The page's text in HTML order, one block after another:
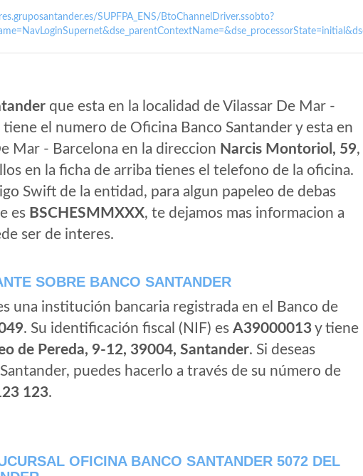
SUPFPA_ENS/BtoChannelDriver.ssobto?
que esta en la localidad de Vilassar De Mar -
tiene el numero de Oficina Banco Santander y esta en
Mar - Barcelona en la direccion Narcis Montoriol, 59,
en la ficha de arriba tienes el telefono de la oficina.
Swift de la entidad, para algun papeleo de debas
es BSCHESMMXXX, te dejamos mas informacion a
ser de interes.
SOBRE BANCO SANTANDER
una institución bancaria registrada en el Banco de
. Su identificación fiscal (NIF) es A39000013y tiene
de Pereda, 9-12, 39004, Santander. Si deseas
puedes hacerlo a través de su número de
123.
OFICINA BANCO SANTANDER 5072 DEL